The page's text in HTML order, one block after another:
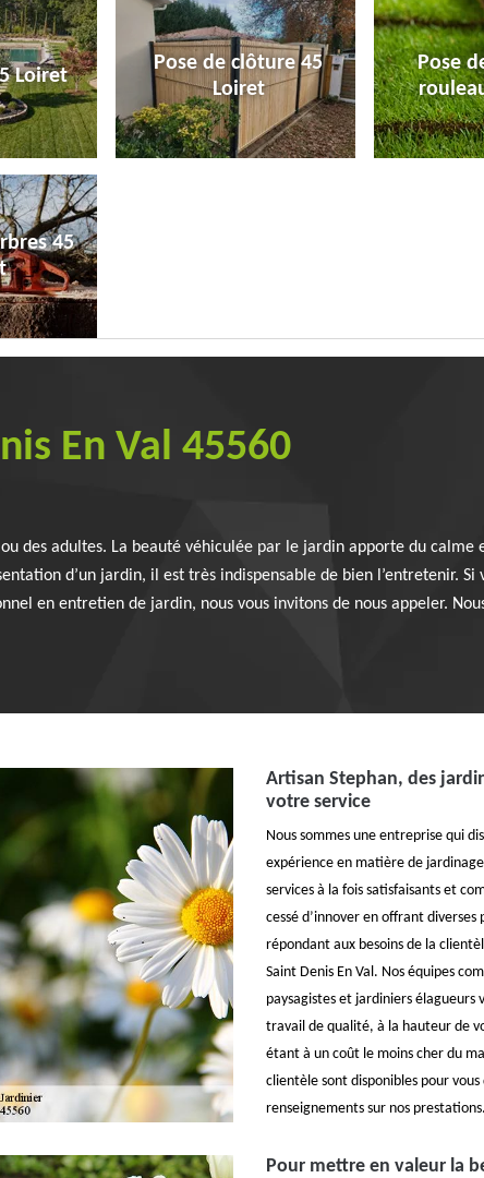
Loiret
Pose de clôture 45
Loiret
Pose
45
En Val 45560
des adultes. La beauté véhiculée par le jardin apporte du calme
d’un jardin, il est très indispensable de bien l’entretenir. Si
en entretien de jardin, nous vous invitons de nous appeler.
Artisan Stephan, des
votre service
Nous sommes une entreprise qui
expérience en matière de
services à la fois satisfaisants et
cessé d’innover en offrant
répondant aux besoins de la
Saint Denis En Val. Nos équipes
paysagistes et jardiniers élagueurs
travail de qualité, à la hauteur de
étant à un coût le moins cher du
clientèle sont disponibles pour vous
renseignements sur nos prestations.
Pour mettre en valeur la